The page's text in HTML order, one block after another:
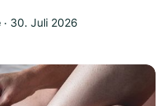
‧ 30. Juli 2026